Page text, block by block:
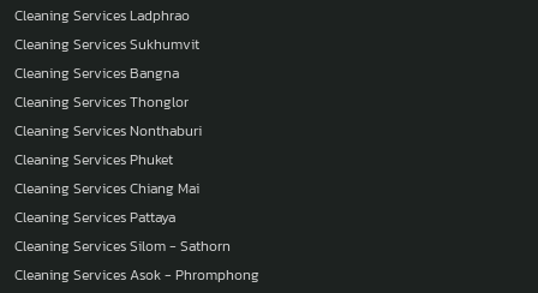
Cleaning Services Ladphrao
Cleaning Services Sukhumvit
Cleaning Services Bangna
Cleaning Services Thonglor
Cleaning Services Nonthaburi
Cleaning Services Phuket
Cleaning Services Chiang Mai
Cleaning Services Pattaya
Cleaning Services Silom - Sathorn
Cleaning Services Asok - Phromphong